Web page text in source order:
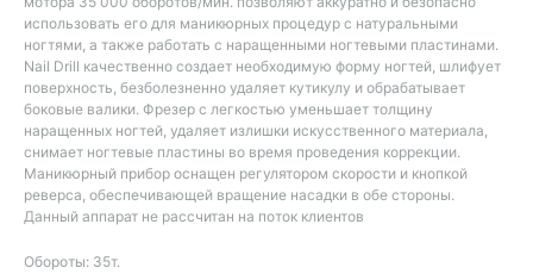
использовать его для маникюрных процедур с натуральными
ногтями, а также работать с наращенными ногтевыми пластинами.
Nail Drill качественно создает необходимую форму ногтей, шлифует
поверхность, безболезненно удаляет кутикулу и обрабатывает
боковые валики. Фрезер с легкостью уменьшает толщину
наращенных ногтей, удаляет излишки искусственного материала,
снимает ногтевые пластины во время проведения коррекции.
Маникюрный прибор оснащен регулятором скорости и кнопкой
реверса, обеспечивающей вращение насадки в обе стороны.
Данный аппарат не рассчитан на поток клиентов
Обороты: 35т.